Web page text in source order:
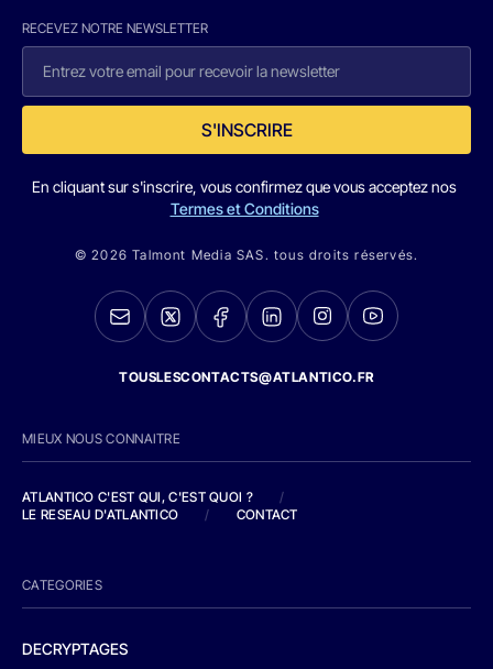
RECEVEZ NOTRE NEWSLETTER
S'INSCRIRE
En cliquant sur s'inscrire, vous confirmez que vous acceptez nos
Termes et Conditions
© 2026 Talmont Media SAS. tous droits réservés.
TOUSLESCONTACTS@ATLANTICO.FR
MIEUX NOUS CONNAITRE
ATLANTICO C'EST QUI, C'EST QUOI ?
/
LE RESEAU D'ATLANTICO
/ CONTACT
CATEGORIES
DECRYPTAGES